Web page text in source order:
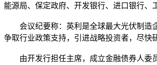
能源局、保定政府、开发银行、进口银行、
会议纪要称：英利是全球最大光伏制造企
争取行业政策支持，引进战略投资者，尽快
由开发行担任主席，成立金融债券人委员